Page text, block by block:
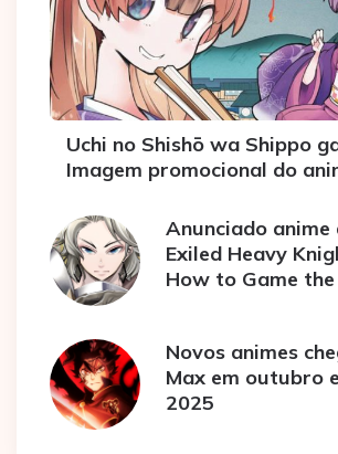
Uchi no Shishō wa Shippo
Imagem promocional do
Anunciado anime
Exiled Heavy
How to Game
Novos animes
Max em outubro
2025